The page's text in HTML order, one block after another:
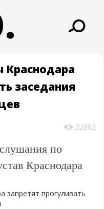
заседания
22862
по
Краснодара